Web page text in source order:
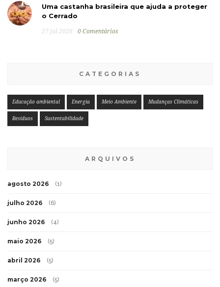
Uma castanha brasileira que ajuda a proteger
o Cerrado
27 jul 2026 0 Comentários
CATEGORIAS
Educação ambiental Energia Meio Ambiente Mudanças Climáticas
Resíduos Sustentabilidade
ARQUIVOS
agosto 2026 (1)
julho 2026 (6)
junho 2026 (4)
maio 2026 (5)
abril 2026 (5)
março 2026 (5)